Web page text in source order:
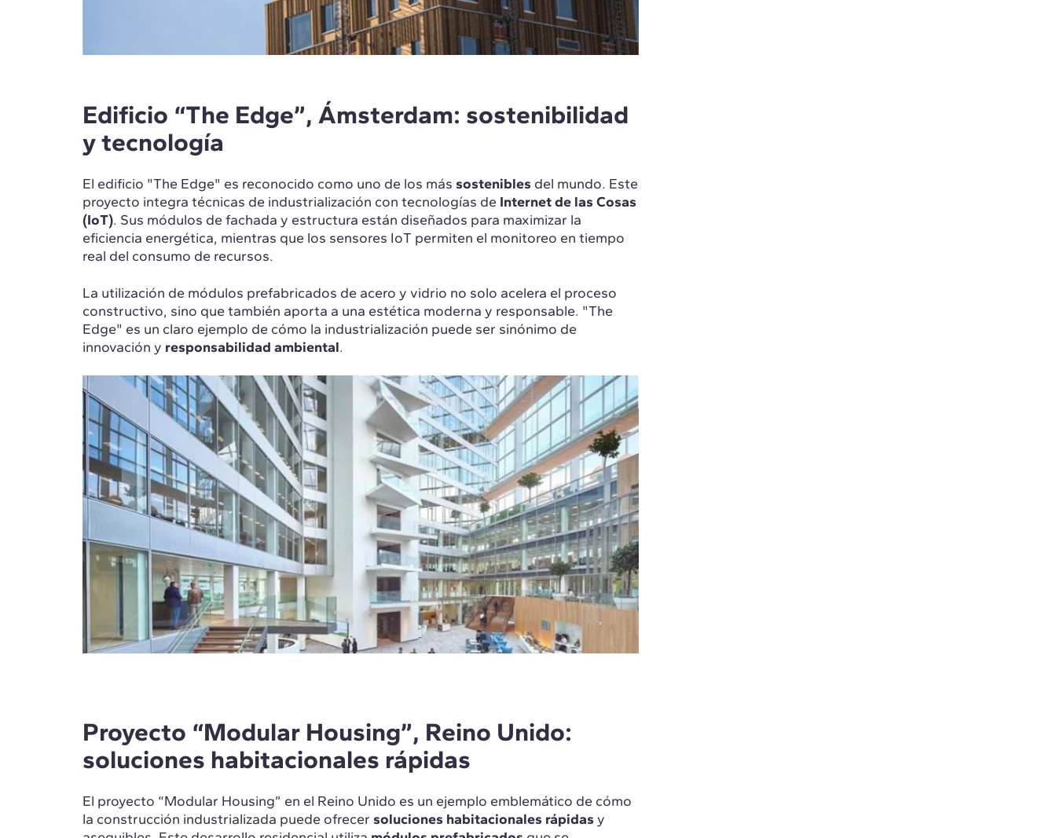
Edificio “The Edge”, Ámsterdam: sostenibilidad
y tecnología
El edificio "The Edge" es reconocido como uno de los más sostenibles del mundo. Este
proyecto integra técnicas de industrialización con tecnologías de Internet de las Cosas
(IoT). Sus módulos de fachada y estructura están diseñados para maximizar la
eficiencia energética, mientras que los sensores IoT permiten el monitoreo en tiempo
real del consumo de recursos.
La utilización de módulos prefabricados de acero y vidrio no solo acelera el proceso
constructivo, sino que también aporta a una estética moderna y responsable. "The
Edge" es un claro ejemplo de cómo la industrialización puede ser sinónimo de
innovación y responsabilidad ambiental.
Proyecto “Modular Housing”, Reino Unido:
soluciones habitacionales rápidas
El proyecto “Modular Housing” en el Reino Unido es un ejemplo emblemático de cómo
la construcción industrializada puede ofrecer soluciones habitacionales rápidas y